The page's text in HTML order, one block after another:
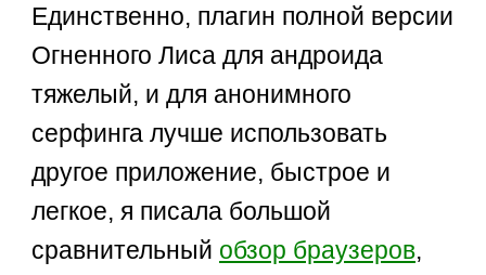
Единственно, плагин полной версии
Огненного Лиса для андроида
тяжелый, и для анонимного
серфинга лучше использовать
другое приложение, быстрое и
легкое, я писала большой
сравнительный обзор браузеров,